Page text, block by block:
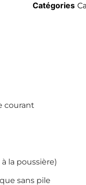
Catégories
courant
la poussière)
sans pile